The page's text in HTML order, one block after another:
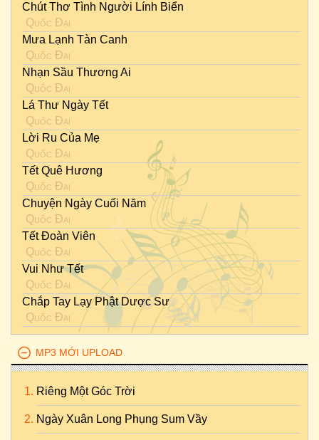
Chút Thơ Tình Người Lính Biển
Quốc Đại
Mưa Lạnh Tàn Canh
Quốc Đại
Nhạn Sầu Thương Ai
Quốc Đại
Lá Thư Ngày Tết
Quốc Đại
Lời Ru Của Mẹ
Quốc Đại
Tết Quê Hương
Quốc Đại
Chuyện Ngày Cuối Năm
Quốc Đại
Tết Đoàn Viên
Quốc Đại
Vui Như Tết
Quốc Đại
Chắp Tay Lạy Phật Dược Sư
Quốc Đại
MP3 MỚI UPLOAD
Riêng Một Góc Trời
Ngày Xuân Long Phụng Sum Vầy